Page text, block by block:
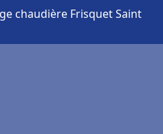
chaudière Frisquet Saint